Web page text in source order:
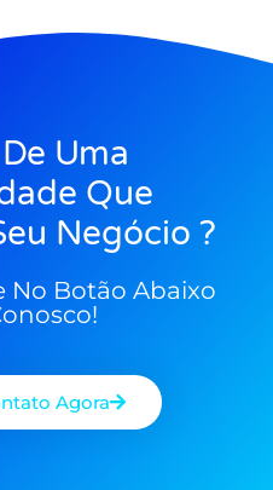
Uma
Que
Negócio ?
No Botão Abaixo
Agora